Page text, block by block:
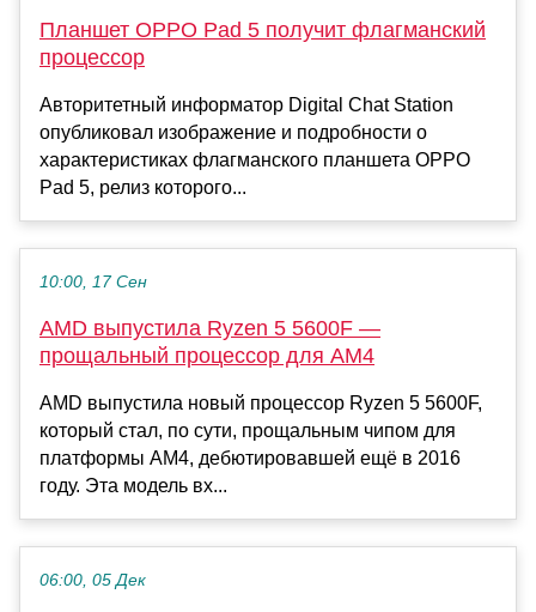
Планшет OPPO Pad 5 получит флагманский
процессор
Авторитетный информатор Digital Chat Station
опубликовал изображение и подробности о
характеристиках флагманского планшета OPPO
Pad 5, релиз которого...
10:00, 17 Сен
AMD выпустила Ryzen 5 5600F —
прощальный процессор для AM4
AMD выпустила новый процессор Ryzen 5 5600F,
который стал, по сути, прощальным чипом для
платформы AM4, дебютировавшей ещё в 2016
году. Эта модель вх...
06:00, 05 Дек